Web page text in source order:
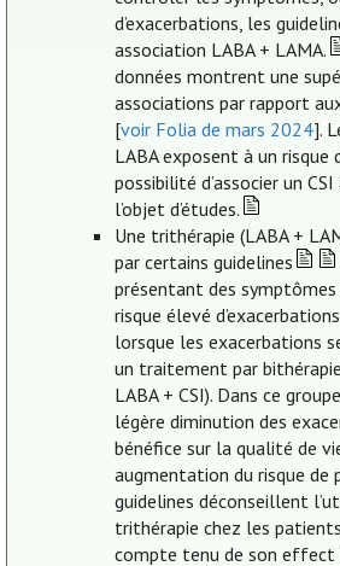
d’exacerbations, les
association LABA + LAMA.
données montrent une
associations par rapport
[voir Folia de mars 2024].
LABA exposent à un risque
possibilité d’associer un
l’objet d’études.
Une trithérapie (LABA +
par certains guidelines
présentant des
risque élevé
lorsque les exacerbations
un traitement par
LABA + CSI). Dans ce
légère diminution des
bénéfice sur la qualité de
augmentation du risque de
guidelines déconseillent
trithérapie chez les
compte tenu de son effect